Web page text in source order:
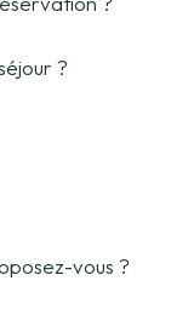
?
vous ?